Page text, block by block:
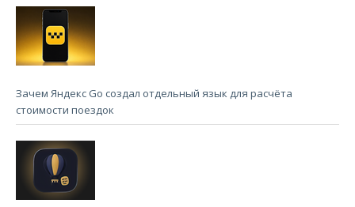
Зачем Яндекс Go создал отдельный язык для расчёта
стоимости поездок